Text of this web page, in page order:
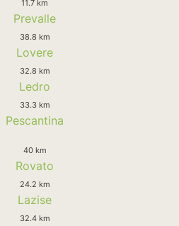
11.7 km
Prevalle
38.8 km
Lovere
32.8 km
Ledro
33.3 km
Pescantina
40 km
Rovato
24.2 km
Lazise
32.4 km